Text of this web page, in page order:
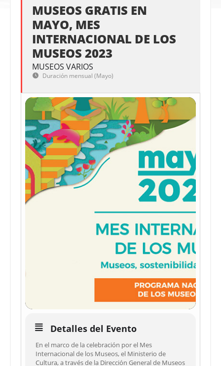
MUSEOS GRATIS EN
MAYO, MES
INTERNACIONAL DE LOS
MUSEOS 2023
MUSEOS VARIOS
Duración mensual (Mayo)
Detalles del Evento
En el marco de la celebración por el Mes
Internacional de los Museos, el Ministerio de
Cultura, a través de la Dirección General de Museos